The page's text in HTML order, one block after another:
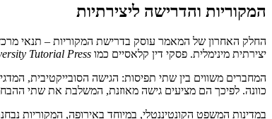
המקוריות והדרישה ליצירתיות
יצירתית מינימלית. פסקי דין קלאסיים כמו Tutorial Press
המחברים משווים בין שתי תפיסות: הגישה הסובייקטיבית,
כוונה. לפיכך הם מציעים גישה מאוזנת, המשלבת את שתי
במדינות המשפט הקונטיננטלי, במיוחד באירופה, המקוריות